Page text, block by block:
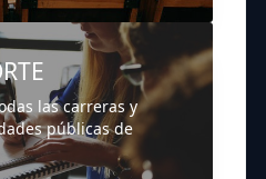
las carreras y
públicas de